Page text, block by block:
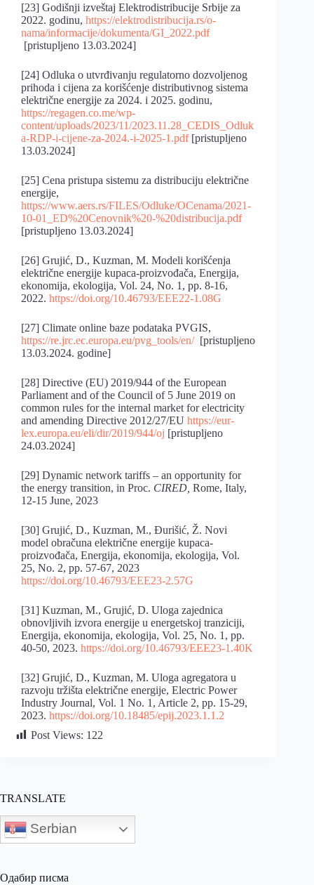
[23] Godišnji izveštaj Elektrodistribucije Srbije za
2022. godinu, https://elektrodistribucija.rs/o-
nama/informacije/dokumenta/GI_2022.pdf
[pristupljeno 13.03.2024]
[24] Odluka o utvrđivanju regulatorno dozvoljenog
prihoda i cijena za korišćenje distributivnog sistema
električne energije za 2024. i 2025. godinu,
https://regagen.co.me/wp-
content/uploads/2023/11/2023.11.28_CEDIS_Odluk
a-RDP-i-cijene-za-2024.-i-2025-1.pdf[pristupljeno
13.03.2024]
[25] Cena pristupa sistemu za distribuciju električne
energije,
https://www.aers.rs/FILES/Odluke/OCenama/2021-
10-01_ED%20Cenovnik%20-%20distribucija.pdf
[pristupljeno 13.03.2024]
[26] Grujić, D., Kuzman, M. Modeli korišćenja
električne energije kupaca-proizvođača, Energija,
ekonomija, ekologija, Vol. 24, No. 1, pp. 8-16,
2022. https://doi.org/10.46793/EEE22-1.08G
[27] Climate online baze podataka PVGIS,
https://re.jrc.ec.europa.eu/pvg_tools/en/[pristupljeno
13.03.2024. godine]
[28] Directive (EU) 2019/944 of the European
Parliament and of the Council of 5 June 2019 on
common rules for the internal market for electricity
and amending Directive 2012/27/EU https://eur-
lex.europa.eu/eli/dir/2019/944/oj [pristupljeno
24.03.2024]
[29] Dynamic network tariffs – an opportunity for
the energy transition, in Proc. CIRED, Rome, Italy,
12-15 June, 2023
[30] Grujić, D., Kuzman, M., Đurišić, Ž. Novi
model obračuna električne energije kupaca-
proizvođača, Energija, ekonomija, ekologija, Vol.
25, No. 2, pp. 57-67, 2023
https://doi.org/10.46793/EEE23-2.57G
[31] Kuzman, M., Grujić, D. Uloga zajednica
obnovljivih izvora energije u energetskoj tranziciji,
Energija, ekonomija, ekologija, Vol. 25, No. 1, pp.
40-50, 2023. https://doi.org/10.46793/EEE23-1.40K
[32] Grujić, D., Kuzman, M. Uloga agregatora u
razvoju tržišta električne energije, Electric Power
Industry Journal, Vol. 1 No. 1, Article 2, pp. 15-29,
2023. https://doi.org/10.18485/epij.2023.1.1.2
Post Views: 122
TRANSLATE
Serbian
Одабир писма